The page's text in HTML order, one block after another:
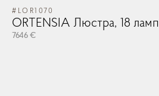
#LOR1070
ORTENSIA Люстра, 18 ламп
7646 €